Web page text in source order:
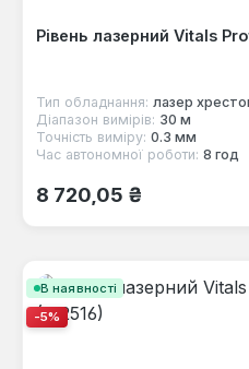
Рівень лазерний Vitals
Тип обладнання: лазер
Діапазон вимірів: 30 м
Точність виміру: 0.3 мм
Час автономної роботи: 8 год
Звичайна ціна:
8 720,05 ₴
В наявності
-5%